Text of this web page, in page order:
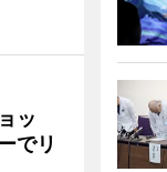
ッ
でリ